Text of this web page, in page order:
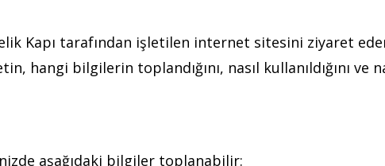
Kapı tarafından işletilen internet sitesini ziyaret
hangi bilgilerin toplandığını, nasıl kullanıldığını ve
aşağıdaki bilgiler toplanabilir: